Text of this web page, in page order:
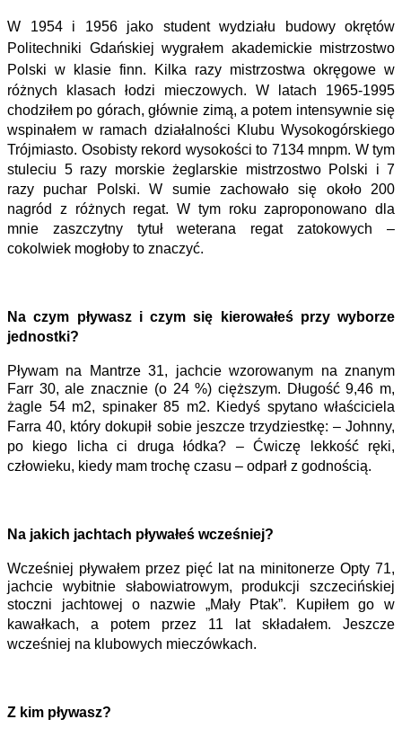
W 1954 i 1956 jako student wydziału budowy okrętów
Politechniki Gdańskiej wygrałem akademickie mistrzostwo
Polski w klasie finn. Kilka razy mistrzostwa okręgowe w
różnych klasach łodzi mieczowych. W latach 1965-1995
chodziłem po górach, głównie zimą, a potem intensywnie się
wspinałem w ramach działalności Klubu Wysokogórskiego
Trójmiasto. Osobisty rekord wysokości to 7134 mnpm. W tym
stuleciu 5 razy morskie żeglarskie mistrzostwo Polski i 7
razy puchar Polski. W sumie zachowało się około 200
nagród z różnych regat. W tym roku zaproponowano dla
mnie zaszczytny tytuł weterana regat zatokowych –
cokolwiek mogłoby to znaczyć.
Na czym pływasz i czym się kierowałeś przy wyborze
jednostki?
Pływam na Mantrze 31, jachcie wzorowanym na znanym
Farr 30, ale znacznie (o 24 %) cięższym. Długość 9,46 m,
żagle 54 m2, spinaker 85 m2. Kiedyś spytano właściciela
Farra 40, który dokupił sobie jeszcze trzydziestkę: – Johnny,
po kiego licha ci druga łódka? – Ćwiczę lekkość ręki,
człowieku, kiedy mam trochę czasu – odparł z godnością.
Na jakich jachtach pływałeś wcześniej?
Wcześniej pływałem przez pięć lat na minitonerze Opty 71,
jachcie wybitnie słabowiatrowym, produkcji szczecińskiej
stoczni jachtowej o nazwie „Mały Ptak”.
Kupiłem go w
kawałkach, a potem przez 11 lat składałem. Jeszcze
wcześniej na klubowych mieczówkach.
Z kim pływasz?